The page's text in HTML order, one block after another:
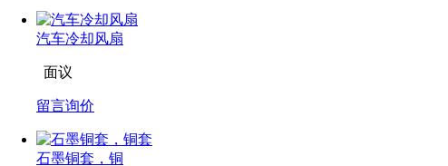
汽车冷却风扇
面议
留言询价
石墨铜套，铜